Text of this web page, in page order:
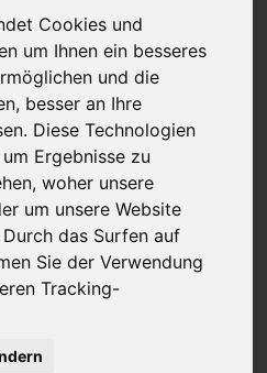
Cookies und
um Ihnen ein besseres
und die
besser an Ihre
Diese Technologien
Ergebnisse zu
woher unsere
um unsere Website
das Surfen auf
Sie der Verwendung
Tracking-